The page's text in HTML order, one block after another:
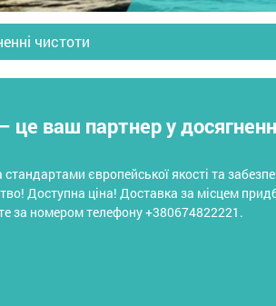
чистоти
це ваш партнер у
стандартами європейської якості та
Доступна ціна! Доставка за місцем
за номером телефону +380674822221.